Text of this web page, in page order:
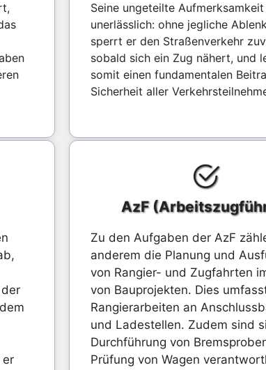
Seine ungeteilte
unerlässlich: ohne jegliche
sperrt er den Straßenverkehr
sobald sich ein Zug nähert, und
somit einen fundamentalen
Sicherheit aller
er
AzF
Zu den Aufgaben der AzF
anderem die Planung und
von Rangier- und Zugfahrten
von Bauprojekten. Dies
Rangierarbeiten an
und Ladestellen. Zudem sind
Durchführung von
Prüfung von Wagen